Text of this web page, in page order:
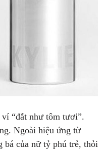
“đắt như tôm tươi”.
Ngoài hiệu ứng từ
bá của nữ tỷ phú trẻ, thỏi